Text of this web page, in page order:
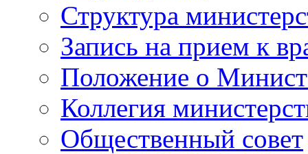
Структура
Запись на прием к
Положение о
Коллегия
Общественный совет